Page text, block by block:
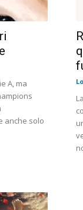
A, ma
anche solo